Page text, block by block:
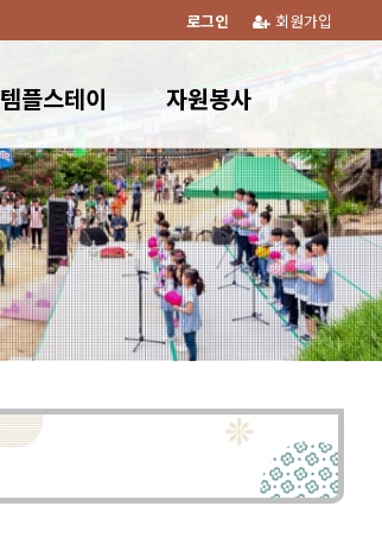
회원가입
로그인
템플스테이 자원봉사